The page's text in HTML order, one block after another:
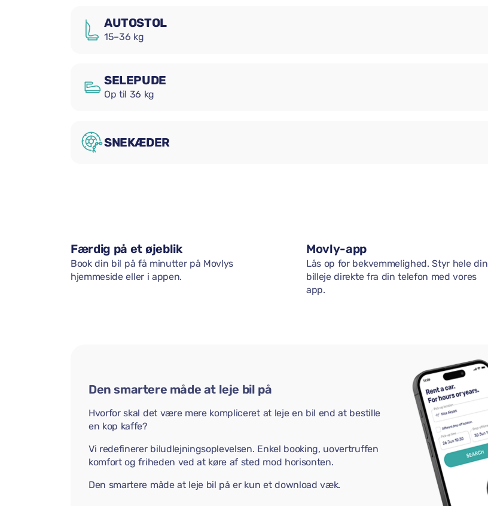
AUTOSTOL
15–36 kg
SELEPUDE
Op til 36 kg
SNEKÆDER
Færdig på et øjeblik
Book din bil på få minutter på Movlys
hjemmeside eller i appen.
Movly-app
Lås op for bekvemmelighed. Styr hele din
billeje direkte fra din telefon med vores
app.
Den smartere måde at leje bil på
Hvorfor skal det være mere kompliceret at leje en bil end at bestille
en kop kaffe?
Vi redefinerer biludlejningsoplevelsen. Enkel booking, uovertruffen
komfort og friheden ved at køre af sted mod horisonten.
Den smartere måde at leje bil på er kun et download væk.